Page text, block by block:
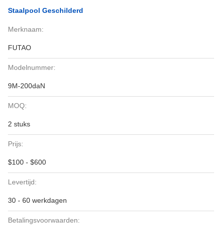
Staalpool Geschilderd
Merknaam:
FUTAO
Modelnummer:
9M-200daN
MOQ:
2 stuks
Prijs:
$100 - $600
Levertijd:
30 - 60 werkdagen
Betalingsvoorwaarden: